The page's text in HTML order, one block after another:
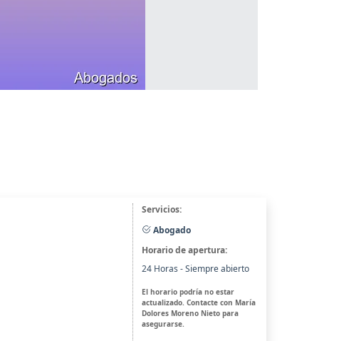
Servicios:
Abogado
Horario de apertura:
24 Horas - Siempre abierto
El horario podría no estar
actualizado. Contacte con María
Dolores Moreno Nieto para
asegurarse.